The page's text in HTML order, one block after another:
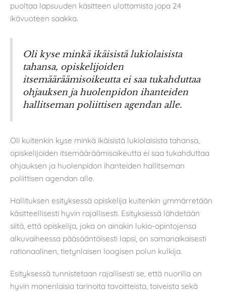
puoltaa lapsuuden käsitteen ulottamista jopa 24
ikävuoteen saakka.
Oli kyse minkä ikäisistä lukiolaisista
tahansa, opiskelijoiden
itsemääräämisoikeutta ei saa tukahduttaa
ohjauksen ja huolenpidon ihanteiden
hallitseman poliittisen agendan alle.
Oli kuitenkin kyse minkä ikäisistä lukiolaisista tahansa,
opiskelijoiden itsemääräämisoikeutta ei saa tukahduttaa
ohjauksen ja huolenpidon ihanteiden hallitseman
poliittisen agendan alle.
Hallituksen esityksessä opiskelija kuitenkin ymmärretään
käsitteellisesti hyvin rajallisesti. Esityksessä lähdetään
siitä, että opiskelija, joka on ainakin lukio-opintojensa
alkuvaiheessa pääsääntöisesti lapsi, on samanaikaisesti
rationaalinen, tietynlaisen loogisen polun kulkija.
Esityksessä tunnistetaan rajallisesti se, että nuorilla on
hyvin monenlaisia tarinoita tavoitteista, toiveista sekä